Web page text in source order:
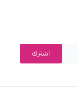
اشترك